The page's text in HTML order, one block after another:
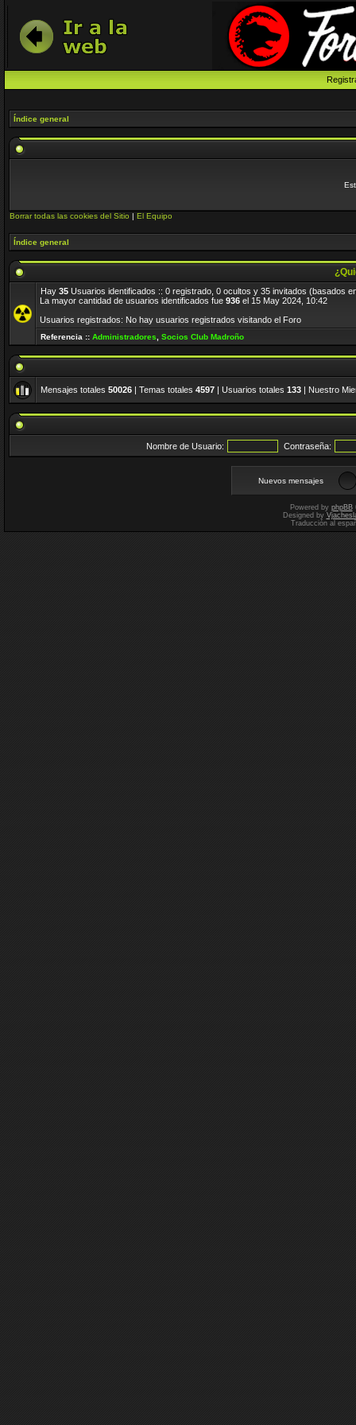
Índice general
Borrar todas las cookies del Sitio | El Equipo
Índice general
Hay 35 Usuarios identificados :: 0 registrado, 0 ocultos y 35 invitados (basados
La mayor cantidad de usuarios identificados fue 936 el 15 May 2024, 10:42
Usuarios registrados: No hay usuarios registrados visitando el Foro
Referencia :: Administradores Socios Club Madroño
Mensajes totales 50026 | Temas totales 4597 | Usuarios totales 133 | Nuestro
Nombre de Usuario: Contraseña:
Nuevos mensajes
Powered by phpBB
Designed by
Traducción al